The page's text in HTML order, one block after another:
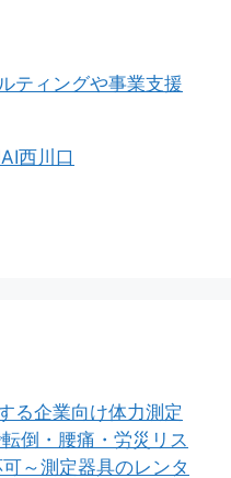
ティングや事業支援
西川口
る企業向け体力測定
倒・腰痛・労災リス
～測定器具のレンタ